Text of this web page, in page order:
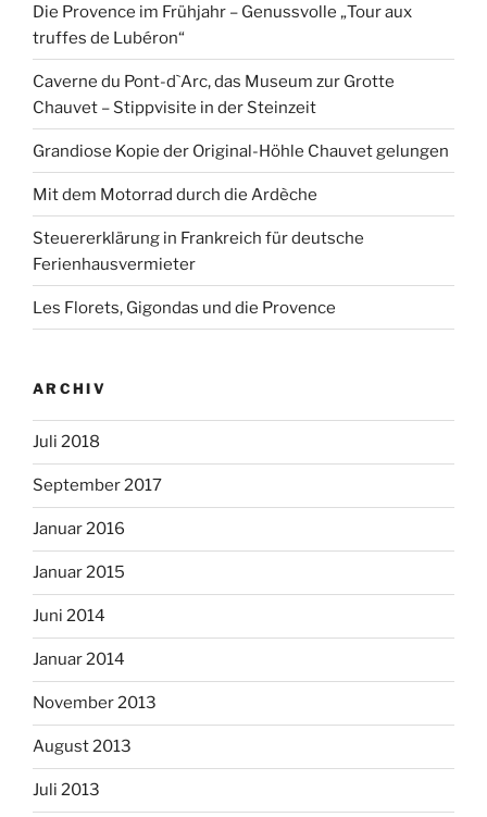
Die Provence im Frühjahr – Genussvolle „Tour aux
truffes de Lubéron“
Caverne du Pont-d`Arc, das Museum zur Grotte
Chauvet – Stippvisite in der Steinzeit
Grandiose Kopie der Original-Höhle Chauvet gelungen
Mit dem Motorrad durch die Ardèche
Steuererklärung in Frankreich für deutsche
Ferienhausvermieter
Les Florets, Gigondas und die Provence
ARCHIV
Juli 2018
September 2017
Januar 2016
Januar 2015
Juni 2014
Januar 2014
November 2013
August 2013
Juli 2013